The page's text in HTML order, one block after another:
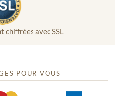
chiffrées avec SSL
POUR VOUS